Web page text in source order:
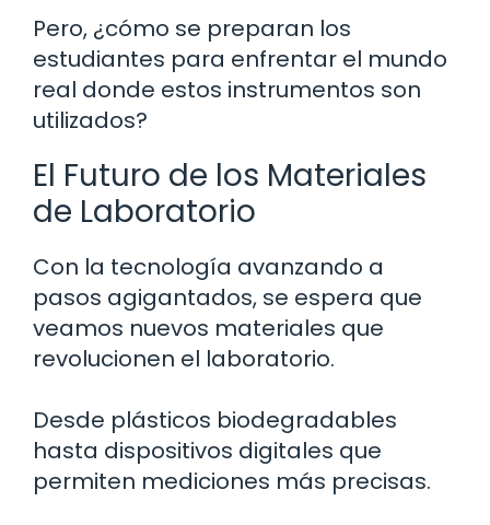
Pero, ¿cómo se preparan los
estudiantes para enfrentar el mundo
real donde estos instrumentos son
utilizados?
El Futuro de los Materiales
de Laboratorio
Con la tecnología avanzando a
pasos agigantados, se espera que
veamos nuevos materiales que
revolucionen el laboratorio.
Desde plásticos biodegradables
hasta dispositivos digitales que
permiten mediciones más precisas.